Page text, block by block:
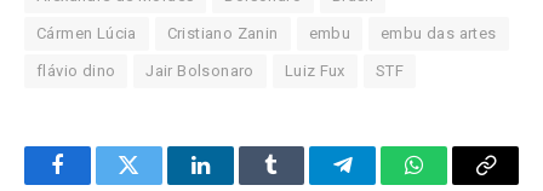
Cármen Lúcia Cristiano Zanin embu embu das artes
flávio dino Jair Bolsonaro Luiz Fux STF
FacebookTwitter LinkedInTumblr TelegramWhatsApp
Copy